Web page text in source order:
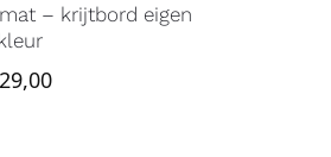
– krijtbord eigen